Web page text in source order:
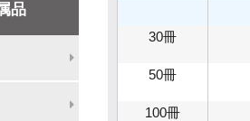
品
30冊
50冊
100冊